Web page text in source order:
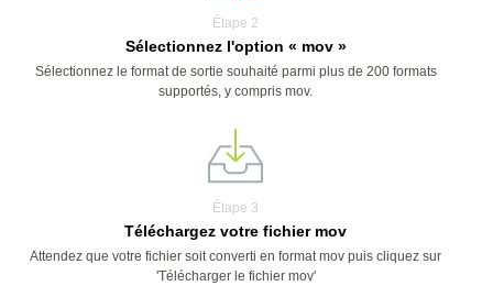
Étape 2
Sélectionnez l'option « mov »
Sélectionnez le format de sortie souhaité parmi plus de 200 formats
supportés, y compris mov.
Étape 3
Téléchargez votre fichier mov
Attendez que votre fichier soit converti en format mov puis cliquez sur
'Télécharger le fichier mov'